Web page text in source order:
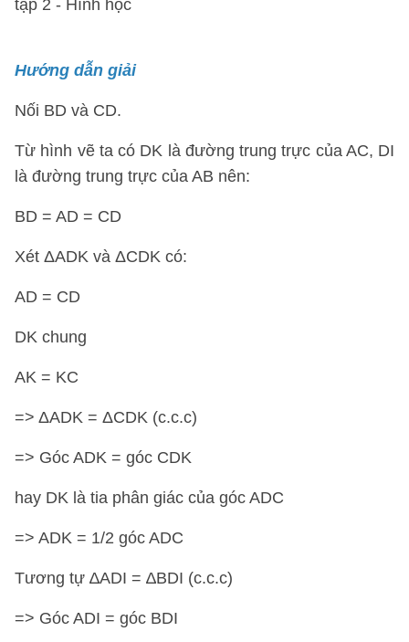
Hướng dẫn giải
Nối BD và CD.
Từ hình vẽ ta có DK là đường trung trực của AC, DI
là đường trung trực của AB nên:
BD = AD = CD
Xét ΔADK và ΔCDK có:
AD = CD
DK chung
AK = KC
=> ΔADK = ΔCDK (c.c.c)
=> Góc ADK = góc CDK
hay DK là tia phân giác của góc ADC
=> ADK = 1/2 góc ADC
Tương tự ∆ADI = ∆BDI (c.c.c)
=> Góc ADI = góc BDI